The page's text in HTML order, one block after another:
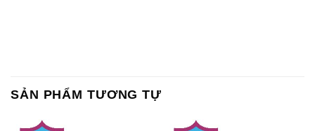
SẢN PHẨM TƯƠNG TỰ